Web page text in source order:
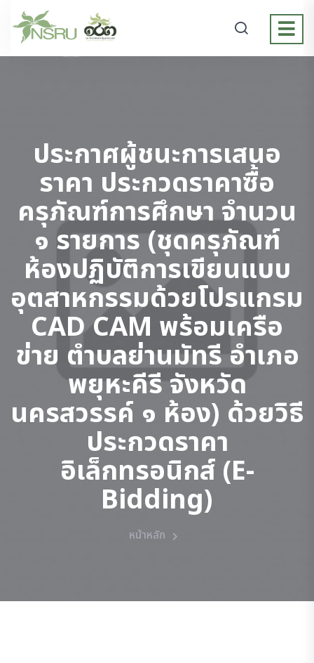
ประกาศผู้ชนะการเสนอ
ราคา ประกวดราคาซื้อ
ครุภัณฑ์การศึกษา จำนวน
๑ รายการ (ชุดครุภัณฑ์
ห้องปฏิบัติการเขียนแบบ
อุตสาหกรรมด้วยโปรแกรม
CAD CAM พร้อมเครือ
ข่าย ตำบลย่านมัทรี อำเภอ
พยุหะคีรี จังหวัด
นครสวรรค์ ๑ ห้อง) ด้วยวิธี
ประกวดราคา
อิเล็กทรอนิกส์ (e-
Bidding)
หน้าหลัก